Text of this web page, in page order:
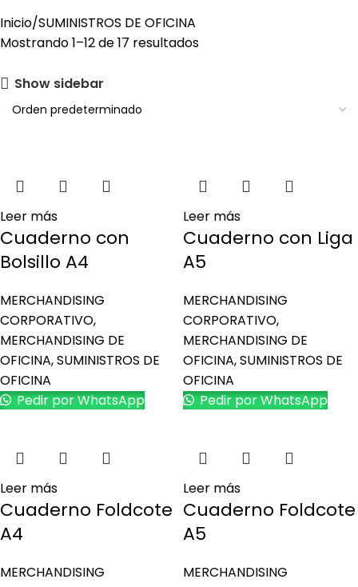
Inicio SUMINISTROS DE OFICINA
Mostrando 1–12 de 17 resultados
Show sidebar
Leer más
Cuaderno con
Bolsillo A4
MERCHANDISING
CORPORATIVO,
MERCHANDISING DE
OFICINA,SUMINISTROS DE
OFICINA
Pedir por WhatsApp
Leer más
Cuaderno con Liga
A5
MERCHANDISING
CORPORATIVO,
MERCHANDISING DE
OFICINA,SUMINISTROS DE
OFICINA
Pedir por WhatsApp
Leer más
Cuaderno Foldcote
A4
MERCHANDISING
Leer más
Cuaderno Foldcote
A5
MERCHANDISING